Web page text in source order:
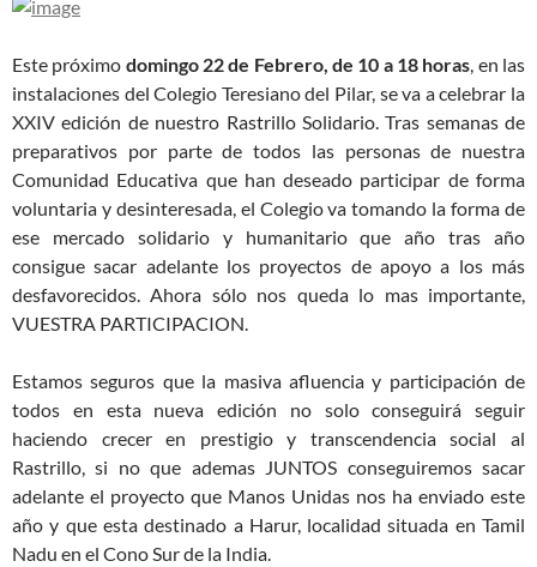
Este próximo domingo 22 de Febrero, de 10 a 18 horas, en las
instalaciones del Colegio Teresiano del Pilar, se va a celebrar la
XXIV edición de nuestro Rastrillo Solidario. Tras semanas de
preparativos por parte de todos las personas de nuestra
Comunidad Educativa que han deseado participar de forma
voluntaria y desinteresada, el Colegio va tomando la forma de
ese mercado solidario y humanitario que año tras año
consigue sacar adelante los proyectos de apoyo a los más
desfavorecidos. Ahora sólo nos queda lo mas importante,
VUESTRA PARTICIPACION.
Estamos seguros que la masiva afluencia y participación de
todos en esta nueva edición no solo conseguirá seguir
haciendo crecer en prestigio y transcendencia social al
Rastrillo, si no que ademas JUNTOS conseguiremos sacar
adelante el proyecto que Manos Unidas nos ha enviado este
año y que esta destinado a Harur, localidad situada en Tamil
Nadu en el Cono Sur de la India.